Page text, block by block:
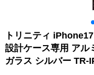
トリニティ
設計ケース専用 アル
ガラス シルバー